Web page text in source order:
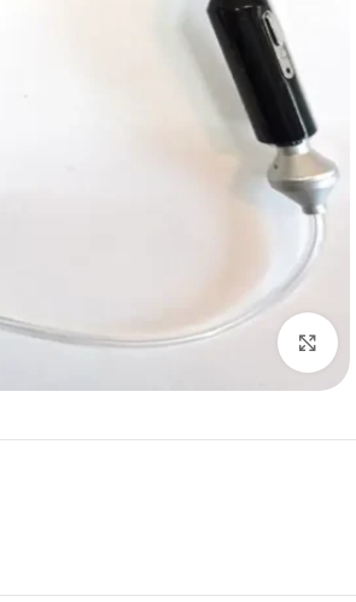
برای بزرگنمایی کلیک کنید